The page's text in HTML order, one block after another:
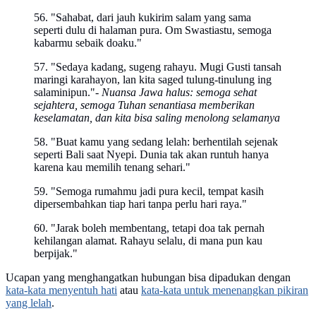
56. "Sahabat, dari jauh kukirim salam yang sama
seperti dulu di halaman pura. Om Swastiastu, semoga
kabarmu sebaik doaku."
57. "Sedaya kadang, sugeng rahayu. Mugi Gusti tansah
maringi karahayon, lan kita saged tulung-tinulung ing
salaminipun."- Nuansa Jawa halus: semoga sehat
sejahtera, semoga Tuhan senantiasa memberikan
keselamatan, dan kita bisa saling menolong selamanya
58. "Buat kamu yang sedang lelah: berhentilah sejenak
seperti Bali saat Nyepi. Dunia tak akan runtuh hanya
karena kau memilih tenang sehari."
59. "Semoga rumahmu jadi pura kecil, tempat kasih
dipersembahkan tiap hari tanpa perlu hari raya."
60. "Jarak boleh membentang, tetapi doa tak pernah
kehilangan alamat. Rahayu selalu, di mana pun kau
berpijak."
Ucapan yang menghangatkan hubungan bisa dipadukan dengan
kata-kata menyentuh hati atau kata-kata untuk menenangkan pikiran
yang lelah.